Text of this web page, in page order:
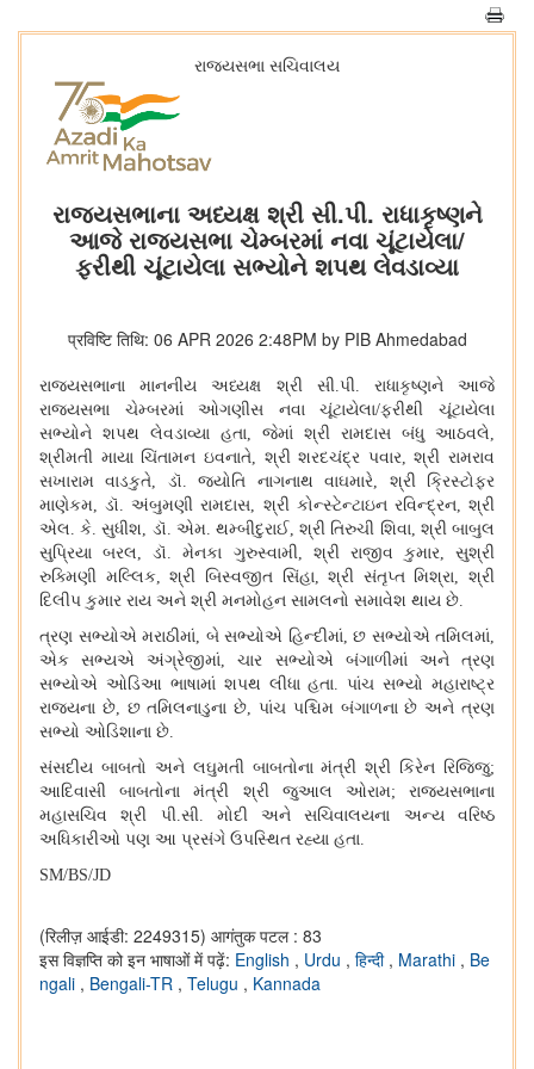
રાજ્યસભા સચિવાલય
રાજ્યસભાના અધ્યક્ષ શ્રી સી.પી. રાધાકૃષ્ણને
આજે રાજ્યસભા ચેમ્બરમાં નવા ચૂંટાયેલા/
ફરીથી ચૂંટાયેલા સભ્યોને શપથ લેવડાવ્યા
प्रविष्टि तिथि: 06 APR 2026 2:48PM by PIB Ahmedabad
રાજ્યસભાના માનનીય અધ્યક્ષ શ્રી સી.પી. રાધાકૃષ્ણને આજે
રાજ્યસભા ચેમ્બરમાં ઓગણીસ નવા ચૂંટાયેલા/ફરીથી ચૂંટાયેલા
સભ્યોને શપથ લેવડાવ્યા હતા, જેમાં શ્રી રામદાસ બંધુ આઠવલે,
શ્રીમતી માયા ચિંતામન ઇવનાતે, શ્રી શરદચંદ્ર પવાર,શ્રી રામરાવ
સખારામ વાડકુતે, ડૉ. જ્યોતિ નાગનાથ વાઘમારે, શ્રી ક્રિસ્ટોફર
માણેકમ,ડૉ. અંબુમણી રામદાસ, શ્રી કોન્સ્ટેન્ટાઇન રવિન્દ્રન,શ્રી
એલ. કે. સુધીશ, ડૉ. એમ. થમ્બીદુરાઈ ,શ્રી તિરુચી શિવા, શ્રી બાબુલ
સુપ્રિયા બરલ,ડૉ. મેનકા ગુરુસ્વામી, શ્રી રાજીવ કુમાર, સુશ્રી
રુક્મિણી મલ્લિક,શ્રી બિસ્વજીત સિંહા,શ્રી સંતૃપ્ત મિશ્રા, શ્રી
દિલીપ કુમાર રાય અને શ્રી મનમોહન સામલનો સમાવેશ થાય છે.
ત્રણ સભ્યોએ મરાઠીમાં, બે સભ્યોએ હિન્દીમાં, છ સભ્યોએ તમિલમાં,
એક સભ્યએ અંગ્રેજીમાં,ચાર સભ્યોએ બંગાળીમાં અને ત્રણ
સભ્યોએ ઓડિઆ ભાષામાં શપથ લીધા હતા. પાંચ સભ્યો મહારાષ્ટ્ર
રાજ્યના છે, છ તમિલનાડુના છે, પાંચ પશ્ચિમ બંગાળના છે અને ત્રણ
સભ્યો ઓડિશાના છે.
સંસદીય બાબતો અને લઘુમતી બાબતોના મંત્રી શ્રી કિરેન રિજિજુ;
આદિવાસી બાબતોના મંત્રી શ્રી જુઆલ ઓરામ;રાજ્યસભાના
મહાસચિવ શ્રી પી.સી. મોદી અને સચિવાલયના અન્ય વરિષ્ઠ
અધિકારીઓ પણ આ પ્રસંગે ઉપસ્થિત રહ્યા હતા.
SM/BS/JD
(रिलीज़ आईडी: 2249315) आगंतुक पटल : 83
इस विज्ञप्ति को इन भाषाओं में पढ़ें: English , Urdu , हिन्दी , Marathi , Be
ngali , Bengali-TR , Telugu , Kannada